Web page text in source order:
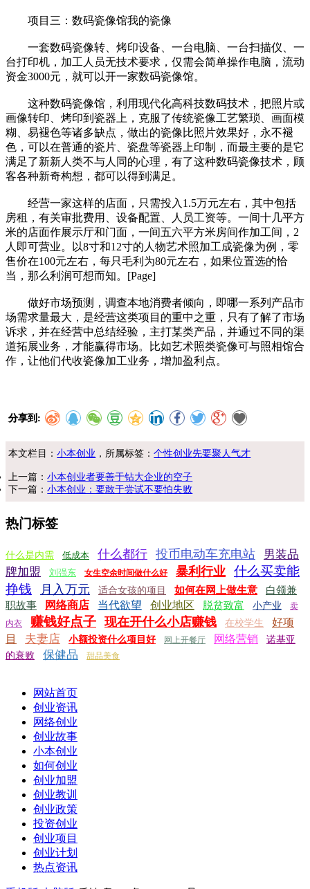
项目三：数码瓷像馆我的瓷像
一套数码瓷像转、烤印设备、一台电脑、一台扫描仪、一
台打印机，加工人员无技术要求，仅需会简单操作电脑，流动
资金3000元，就可以开一家数码瓷像馆。
这种数码瓷像馆，利用现代化高科技数码技术，把照片或
画像转印、烤印到瓷器上，克服了传统瓷像工艺繁琐、画面模
糊、易褪色等诸多缺点，做出的瓷像比照片效果好，永不褪
色，可以在普通的瓷片、瓷盘等瓷器上印制，而最主要的是它
满足了新新人类不与人同的心理，有了这种数码瓷像技术，顾
客各种新奇构想，都可以得到满足。
经营一家这样的店面，只需投入1.5万元左右，其中包括
房租，有关审批费用、设备配置、人员工资等。一间十几平方
米的店面作展示厅和门面，一间五六平方米房间作加工间，2
人即可营业。以8寸和12寸的人物艺术照加工成瓷像为例，零
售价在100元左右，每只毛利为80元左右，如果位置选的恰
当，那么利润可想而知。[Page]
做好市场预测，调查本地消费者倾向，即哪一系列产品市
场需求量最大，是经营这类项目的重中之重，只有了解了市场
诉求，并在经营中总结经验，主打某类产品，并通过不同的渠
道拓展业务，才能赢得市场。比如艺术照类瓷像可与照相馆合
作，让他们代收瓷像加工业务，增加盈利点。
分享到:
本文栏目：小本创业 ，所属标签：个性创业先要聚人气才
上一篇：小本创业者要善于钻大企业的空子
下一篇：小本创业：要敢于尝试不要怕失败
热门标签
什么是内需 低成本 什么都行 投币电动车充电站
男装品
牌加盟
刘强东 女生空余时间做什么好 暴利行业 什么买卖能
挣钱
月入万元 适合女孩的项目 如何在网上做生意
白领兼
职故事
网络商店 当代欲望 创业地区 脱贫致富 小产业
卖
内衣
赚钱好点子 现在开什么小店赚钱 在校学生
好项
目
夫妻店 小额投资什么项目好 网上开餐厅 网络营销
诺基亚
的衰败
保健品 甜品美食
网站首页
创业资讯
网络创业
创业故事
小本创业
如何创业
创业加盟
创业教训
创业政策
投资创业
创业项目
创业计划
热点资讯